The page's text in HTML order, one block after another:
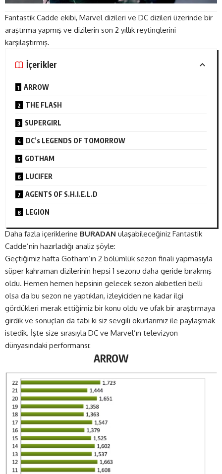
Fantastik Cadde ekibi, Marvel dizileri ve DC dizileri üzerinde bir
araştırma yapmış ve dizilerin son 2 yıllık reytinglerini
karşılaştırmış.
İçerikler
ARROW
THE FLASH
SUPERGIRL
DC’s LEGENDS OF TOMORROW
GOTHAM
LUCIFER
AGENTS OF S.H.I.E.L.D
LEGION
Daha fazla içeriklerine BURADAN ulaşabileceğiniz Fantastik
Cadde’nin hazırladığı analiz şöyle:
Geçtiğimiz hafta Gotham’ın 2 bölümlük sezon finali yapmasıyla
süper kahraman dizilerinin hepsi 1 sezonu daha geride bırakmış
oldu. Hemen hemen hepsinin gelecek sezon akıbetleri belli
olsa da bu sezon ne yaptıkları, izleyiciden ne kadar ilgi
gördükleri merak ettiğimiz bir konu oldu ve ufak bir araştırmaya
girdik ve sonuçları da tabi ki siz sevgili okurlarımız ile paylaşmak
istedik. İşte size sırasıyla DC ve Marvel’ın televizyon
dünyasındaki performansı:
ARROW